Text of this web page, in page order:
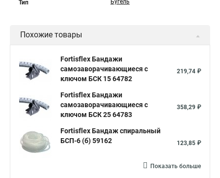
Тип Бугель
Похожие товары
Fortisflex Бандажи
самозаворачивающиеся с
ключом БСК 15 64782
219,74 ₽
Fortisflex Бандажи
самозаворачивающиеся с
ключом БСК 25 64783
358,29 ₽
Fortisflex Бандаж спиральный
БСП-6 (б) 59162
123,85 ₽
Показать больше